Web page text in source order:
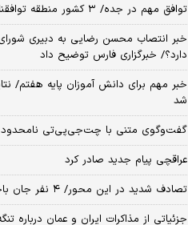
توافق مهم در جده/ ۳ کشور منطقه توافقنامه نظامی امضا می‌کنند
خبر انتصاب محسن رضایی به دبیری
دارد؟/ خبرگزاری فارس توضیح داد
خبر مهم برای دانش آموزان پایه هفتم/
شد
گفت‌وگوی متنی با چت‌جی‌پی‌تی نامحدود
عراقچی پیام جدید صادر کرد
تصادف شدید در این محور/ ۴ نفر جان باختند
جزئیاتی از مذاکرات ایران و عمان درباره